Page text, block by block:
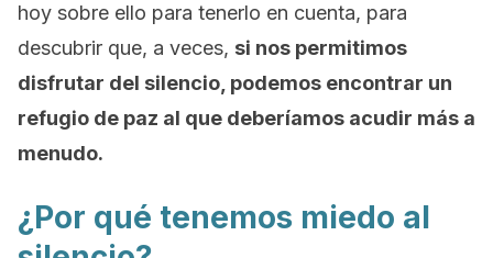
hoy sobre ello para tenerlo en cuenta, para
descubrir que, a veces, si nos permitimos
disfrutar del silencio, podemos encontrar un
refugio de paz al que deberíamos acudir más a
menudo.
¿Por qué tenemos miedo al